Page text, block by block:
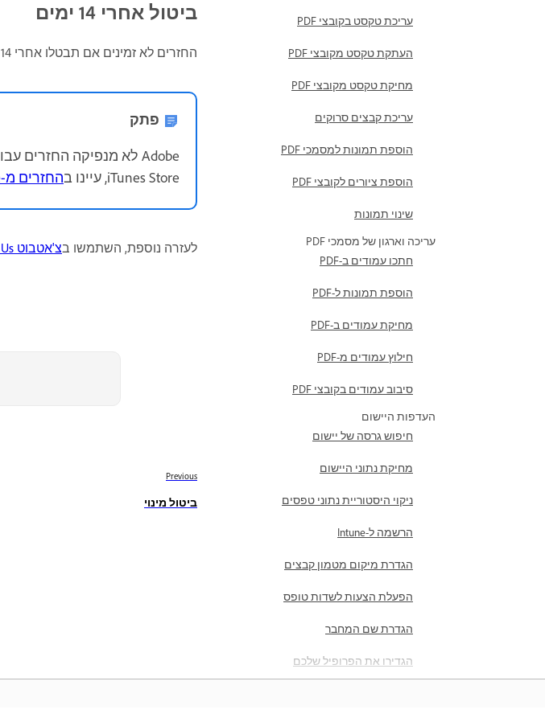
עריכת טקסט בקובצי PDF
העתקת טקסט מקובצי PDF
מחיקת טקסט מקובצי PDF
עריכת קבצים סרוקים
הוספת תמונות למסמכי PDF
הוספת ציורים לקובצי PDF
שינוי תמונות
עריכה וארגון של מסמכי PDF
חתכו עמודים ב-PDF
הוספת תמונות ל-PDF
מחיקת עמודים ב-PDF
חילוץ עמודים מ-PDF
סיבוב עמודים בקובצי PDF
העדפות היישום
חיפוש גרסה של יישום
מחיקת נתוני היישום
ניקוי היסטוריית נתוני טפסים
הרשמה ל-Intune
הגדרת מיקום מטמון קבצים
הפעלת הצעות לשדות טופס
הגדרת שם המחבר
הגדירו את הפרופיל שלכם
ביטול אחרי 14 ימים
החזרים לא זמינים אם תבטלו אחרי 14 ימים. אתם יכולים
פתק
iTunes Store, עיינו ב
החזרים מ-Apple
לעזרה נוספת, השתמשו בצ'אטבוט Contact Us
Previous
ביטול מינוי